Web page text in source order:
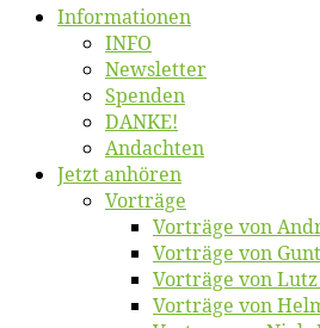
Informatio­nen
INFO
News­let­ter
Spen­den
DANKE!
An­dach­ten
Jetzt an­hö­ren
Vor­trä­ge
Vor­trä­ge von
Vor­trä­ge von
Vor­trä­ge von
Vor­trä­ge von